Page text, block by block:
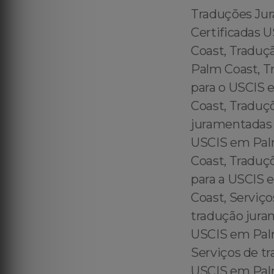
Traduções Juramentadas USCIS em Palm Coast em Palm Coast, Traduções Certificadas USCIS em Palm Coast, Traduções Oficiais USCIS em Palm Coast, Tradução para USCIS em Palm Coast, Tradução para a USCIS em Palm Coast, Tradução para o USCIS em Palm Coast, Traduções certificadas para o USCIS em Palm Coast, Traduções certificadas para a USCIS em Palm Coast, Traduções certificadas junto ao USCIS em Palm Coast, Traduções juramentadas para o USCIS em Palm Coast, Traduções juramentadas para a USCIS em Palm Coast, Traduções juramentadass junto ao USCIS em Palm Coast, Traduções oficiais para o USCIS em Palm Coast, Traduções oficiais para a USCIS em Palm Coast, Traduções oficiais junto ao USCIS em Palm Coast, Serviços de tradução certificada USCIS em Palm Coast, Serviços de tradução juramentada USCIS em Palm Coast, Serviços de tradução oficial USCIS em Palm Coast, Serviços de tradução do USCIS em Palm Coast, Serviços de tradução da USCIS em Palm Coast, Serviços de tradução para USCIS em Palm Coast, Serviços de tradução para o USCIS em Palm Coast, Serviços de tradução para a USCIS em Palm Coast, Serviços de tradução junto ao USCIS em Palm Coast, Tradução juramentada para imigração em Palm Coast, Tradução certificada para imigração em Palm Coast, Tradução oficiai para imigração em Palm Coast, Tradução para Imigração - Estados Unidos em Palm Coast, Tradução para Imigração - EUA em Palm Coast, Tradução para Imigração Americana - Estados Unidos em Palm Coast, Tradução para Imigração Norte Americana - Estados Unidos em Palm Coast, Serviço de Tradução | USCIS em Palm Coast, Serviço de Tradução Certificada | USCIS em Palm Coast, Serviço de Tradução Oficial | USCIS em Palm Coast, Serviço de Tradução Juramentada | USCIS em Palm Coast,